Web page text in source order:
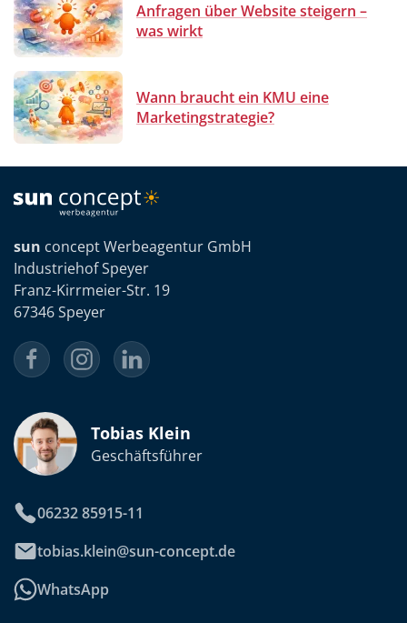
Anfragen über Website steigern –
was wirkt
Wann braucht ein KMU eine
Marketingstrategie?
sun concept Werbeagentur GmbH
Industriehof Speyer
Franz-Kirrmeier-Str. 19
67346 Speyer
Tobias Klein
Geschäftsführer
06232 85915-11
tobias.klein@sun-concept.de
WhatsApp